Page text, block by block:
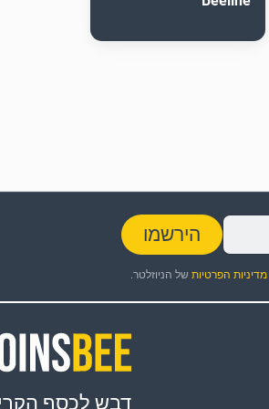
הירשמו
מדיניות הפרטיותשל הניוזלטר.
דבש לכסף